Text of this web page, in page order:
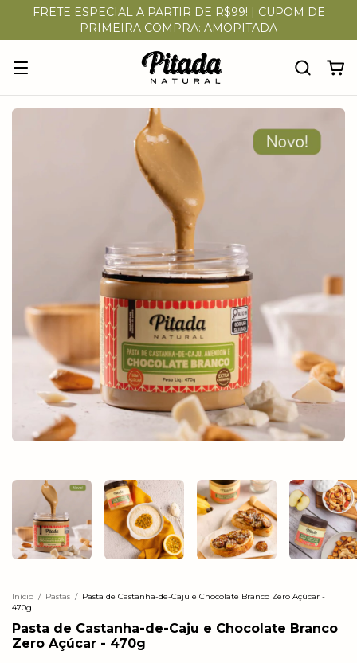
FRETE ESPECIAL A PARTIR DE R$99! | CUPOM DE
PRIMEIRA COMPRA: AMOPITADA
Início / Pastas / Pasta de Castanha-de-Caju e Chocolate Branco Zero Açúcar -
470g
Pasta de Castanha-de-Caju e Chocolate Branco
Zero Açúcar - 470g